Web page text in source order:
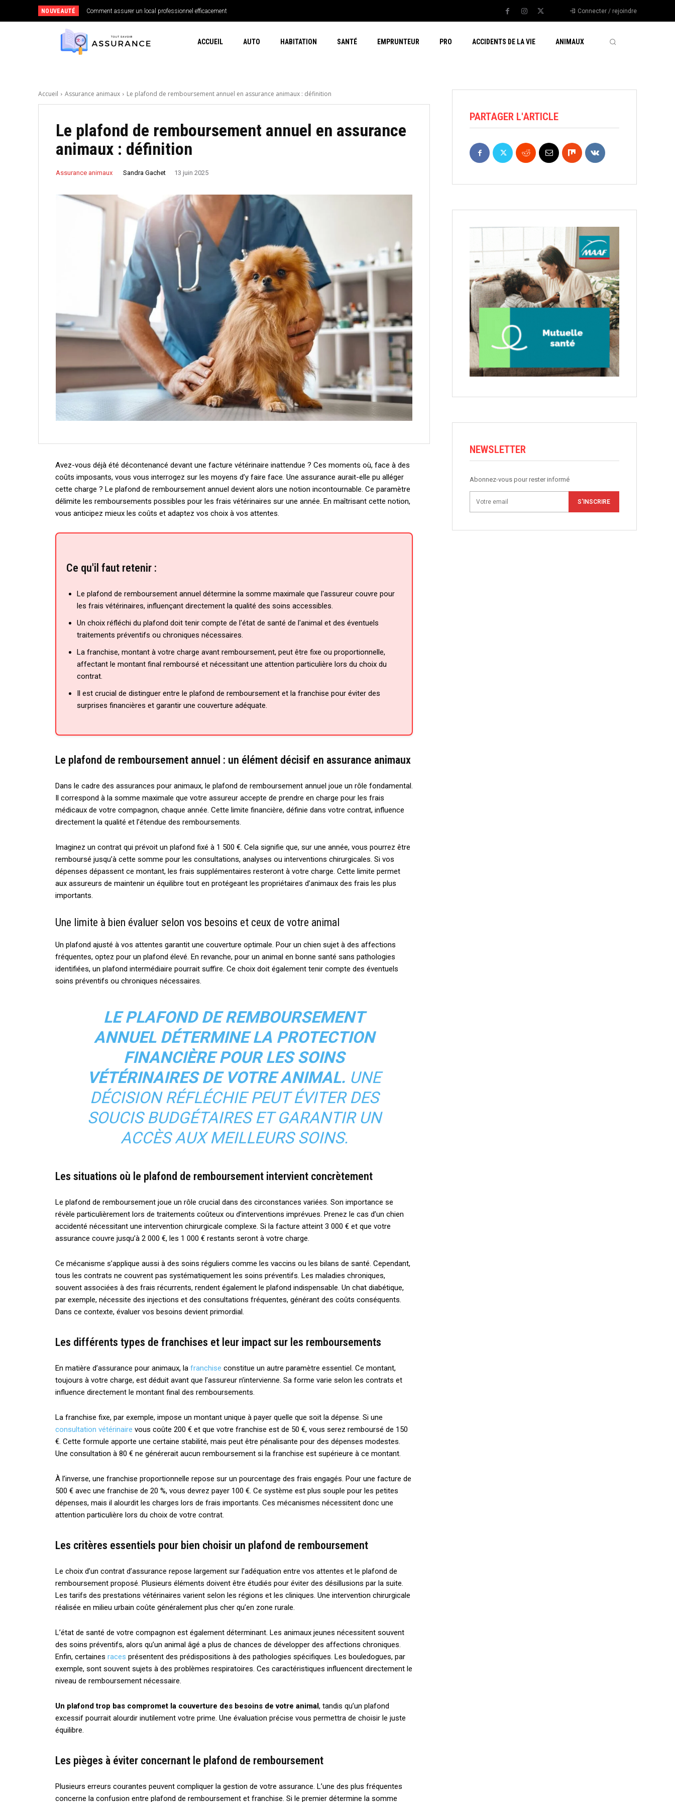
NOUVEAUTÉ Comment assurer un local professionnel efficacement Connecter / rejoindre
ACCUEIL AUTO HABITATION SANTÉ EMPRUNTEUR PRO ACCIDENTS DE LA VIE ANIMAUX
Accueil Assurance animaux Le plafond de remboursement annuel en assurance animaux : définition
Le plafond de remboursement annuel en assurance
animaux : définition
Assurance animaux Sandra Gachet 13 juin 2025
Avez-vous déjà été décontenancé devant une facture vétérinaire inattendue ? Ces moments où, face à des
coûts imposants, vous vous interrogez sur les moyens d’y faire face. Une assurance aurait-elle pu alléger
cette charge ? Le plafond de remboursement annuel devient alors une notion incontournable. Ce paramètre
délimite les remboursements possibles pour les frais vétérinaires sur une année. En maîtrisant cette notion,
vous anticipez mieux les coûts et adaptez vos choix à vos attentes.
Ce qu'il faut retenir :
Le plafond de remboursement annuel détermine la somme maximale que l'assureur couvre pour
les frais vétérinaires, influençant directement la qualité des soins accessibles.
Un choix réfléchi du plafond doit tenir compte de l'état de santé de l'animal et des éventuels
traitements préventifs ou chroniques nécessaires.
La franchise, montant à votre charge avant remboursement, peut être fixe ou proportionnelle,
affectant le montant final remboursé et nécessitant une attention particulière lors du choix du
contrat.
Il est crucial de distinguer entre le plafond de remboursement et la franchise pour éviter des
surprises financières et garantir une couverture adéquate.
Le plafond de remboursement annuel : un élément décisif en assurance animaux
Dans le cadre des assurances pour animaux, le plafond de remboursement annuel joue un rôle fondamental.
Il correspond à la somme maximale que votre assureur accepte de prendre en charge pour les frais
médicaux de votre compagnon, chaque année. Cette limite financière, définie dans votre contrat, influence
directement la qualité et l’étendue des remboursements.
Imaginez un contrat qui prévoit un plafond fixé à 1 500 €. Cela signifie que, sur une année, vous pourrez être
remboursé jusqu’à cette somme pour les consultations, analyses ou interventions chirurgicales. Si vos
dépenses dépassent ce montant, les frais supplémentaires resteront à votre charge. Cette limite permet
aux assureurs de maintenir un équilibre tout en protégeant les propriétaires d’animaux des frais les plus
importants.
Une limite à bien évaluer selon vos besoins et ceux de votre animal
Un plafond ajusté à vos attentes garantit une couverture optimale. Pour un chien sujet à des affections
fréquentes, optez pour un plafond élevé. En revanche, pour un animal en bonne santé sans pathologies
identifiées, un plafond intermédiaire pourrait suffire. Ce choix doit également tenir compte des éventuels
soins préventifs ou chroniques nécessaires.
LE PLAFOND DE REMBOURSEMENT
ANNUEL DÉTERMINE LA PROTECTION
FINANCIÈRE POUR LES SOINS
VÉTÉRINAIRES DE VOTRE ANIMAL. UNE
DÉCISION RÉFLÉCHIE PEUT ÉVITER DES
SOUCIS BUDGÉTAIRES ET GARANTIR UN
ACCÈS AUX MEILLEURS SOINS.
Les situations où le plafond de remboursement intervient concrètement
Le plafond de remboursement joue un rôle crucial dans des circonstances variées. Son importance se
révèle particulièrement lors de traitements coûteux ou d’interventions imprévues. Prenez le cas d’un chien
accidenté nécessitant une intervention chirurgicale complexe. Si la facture atteint 3 000 € et que votre
assurance couvre jusqu’à 2 000 €, les 1 000 € restants seront à votre charge.
Ce mécanisme s’applique aussi à des soins réguliers comme les vaccins ou les bilans de santé. Cependant,
tous les contrats ne couvrent pas systématiquement les soins préventifs. Les maladies chroniques,
souvent associées à des frais récurrents, rendent également le plafond indispensable. Un chat diabétique,
par exemple, nécessite des injections et des consultations fréquentes, générant des coûts conséquents.
Dans ce contexte, évaluer vos besoins devient primordial.
Les différents types de franchises et leur impact sur les remboursements
En matière d’assurance pour animaux, la franchise constitue un autre paramètre essentiel. Ce montant,
toujours à votre charge, est déduit avant que l’assureur n’intervienne. Sa forme varie selon les contrats et
influence directement le montant final des remboursements.
La franchise fixe, par exemple, impose un montant unique à payer quelle que soit la dépense. Si une
consultation vétérinaire vous coûte 200 € et que votre franchise est de 50 €, vous serez remboursé de 150
€. Cette formule apporte une certaine stabilité, mais peut être pénalisante pour des dépenses modestes.
Une consultation à 80 € ne générerait aucun remboursement si la franchise est supérieure à ce montant.
À l’inverse, une franchise proportionnelle repose sur un pourcentage des frais engagés. Pour une facture de
500 € avec une franchise de 20 %, vous devrez payer 100 €. Ce système est plus souple pour les petites
dépenses, mais il alourdit les charges lors de frais importants. Ces mécanismes nécessitent donc une
attention particulière lors du choix de votre contrat.
Les critères essentiels pour bien choisir un plafond de remboursement
Le choix d’un contrat d’assurance repose largement sur l’adéquation entre vos attentes et le plafond de
remboursement proposé. Plusieurs éléments doivent être étudiés pour éviter des désillusions par la suite.
Les tarifs des prestations vétérinaires varient selon les régions et les cliniques. Une intervention chirurgicale
réalisée en milieu urbain coûte généralement plus cher qu’en zone rurale.
L’état de santé de votre compagnon est également déterminant. Les animaux jeunes nécessitent souvent
des soins préventifs, alors qu’un animal âgé a plus de chances de développer des affections chroniques.
Enfin, certaines races présentent des prédispositions à des pathologies spécifiques. Les bouledogues, par
exemple, sont souvent sujets à des problèmes respiratoires. Ces caractéristiques influencent directement le
niveau de remboursement nécessaire.
Un plafond trop bas compromet la couverture des besoins de votre animal, tandis qu’un plafond
excessif pourrait alourdir inutilement votre prime. Une évaluation précise vous permettra de choisir le juste
équilibre.
Les pièges à éviter concernant le plafond de remboursement
Plusieurs erreurs courantes peuvent compliquer la gestion de votre assurance. L’une des plus fréquentes
concerne la confusion entre plafond de remboursement et franchise. Si le premier détermine la somme
PARTAGER L'ARTICLE
NEWSLETTER
Abonnez-vous pour rester informé
S'INSCRIRE